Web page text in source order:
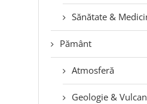
Sănătate &
Pământ
Atmosferă
Geologie &